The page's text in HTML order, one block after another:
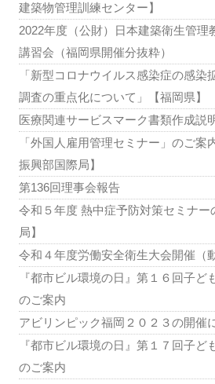
建築物管理訓練センター】
2022年度（公財）日本建築衛生管理
講習会（福岡県開催分抜粋）
「新型コロナウイルス感染症の感染
調査の重点化について」【福岡県】
医療関連サービスマーク書類作成説
「外国人雇用管理セミナー」のご案
振興部国際局】
第136回理事会報告
令和５年度 熱中症予防対策セミナー
局】
令和４年度労働安全衛生大会開催（
『都市ビル環境の日』第１６回子ど
のご案内
アビリンピック福岡２０２３の開催
『都市ビル環境の日』第１７回子ど
のご案内